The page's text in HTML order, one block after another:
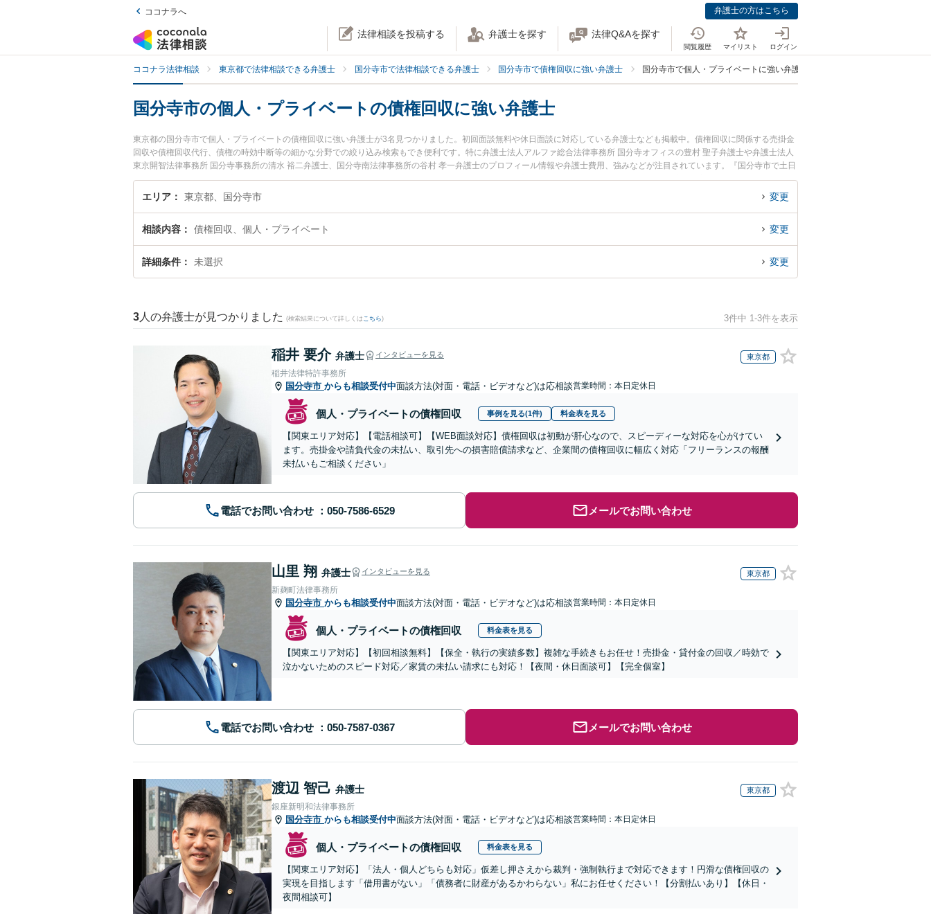
ココナラへ 弁護士の方はこちら
法律相談を投稿する 弁護士を探す 法律Q&Aを探す
閲覧履歴 マイリスト ログイン
ココナラ法律相談 東京都で法律相談できる弁護士 国分寺市で法律相談できる弁護士 国分寺市で債権回収に強い弁護士 国分寺市で個人・プライベートに強い弁護士
国分寺市の個人・プライベートの債権回収に強い弁護士
東京都の国分寺市で個人・プライベートの債権回収に強い弁護士が3名見つかりました。初回面談無料や休日面談に対応している弁護士なども掲載中。債権回収に関係する売掛金
回収や債権回収代行、債権の時効中断等の細かな分野での絞り込み検索もでき便利です。特に弁護士法人アルファ総合法律事務所 国分寺オフィスの豊村 聖子弁護士や弁護士法人
東京開智法律事務所 国分寺事務所の清水 裕二弁護士、国分寺南法律事務所の谷村 孝一弁護士のプロフィール情報や弁護士費用、強みなどが注目されています。『国分寺市で土日
や夜間に発生した個人・プライベートの債権回収のトラブルを今すぐに弁護士に相談したい』『個人・プライベートの債権回収のトラブル解決の実績豊富な近くの弁護士を検索し
たい』『初回相談無料で個人・プライベートの債権回収を法律相談できる国分寺市内の弁護士に相談予約したい』などでお困りの相談者さんにおすすめです。
エリア 東京都、国分寺市 変更
相談内容 債権回収、個人・プライベート 変更
詳細条件 未選択 変更
3 人の弁護士が見つかりました (検索結果について詳しくは こちら) 3件中 1-3件を表示
稲井 要介 弁護士 インタビューを見る 東京都
稲井法律特許事務所
国分寺市 からも相談受付中面談方法(対面・電話・ビデオなど)は応相談営業時間：本日定休日
個人・プライベートの債権回収 事例を見る(1件) 料金表を見る
【関東エリア対応】【電話相談可】【WEB面談対応】債権回収は初動が肝心なので、スピーディーな対応を心がけてい
ます。売掛金や請負代金の未払い、取引先への損害賠償請求など、企業間の債権回収に幅広く対応「フリーランスの報酬
未払いもご相談ください」
電話でお問い合わせ メールでお問い合わせ
山里 翔 弁護士 インタビューを見る 東京都
新麹町法律事務所
国分寺市 からも相談受付中面談方法(対面・電話・ビデオなど)は応相談営業時間：本日定休日
個人・プライベートの債権回収 料金表を見る
【関東エリア対応】【初回相談無料】【保全・執行の実績多数】複雑な手続きもお任せ！売掛金・貸付金の回収／時効で
泣かないためのスピード対応／家賃の未払い請求にも対応！【夜間・休日面談可】【完全個室】
電話でお問い合わせ メールでお問い合わせ
渡辺 智己 弁護士 東京都
銀座新明和法律事務所
国分寺市 からも相談受付中面談方法(対面・電話・ビデオなど)は応相談営業時間：本日定休日
個人・プライベートの債権回収 料金表を見る
【関東エリア対応】「法人・個人どちらも対応」仮差し押さえから裁判・強制執行まで対応できます！円滑な債権回収の
実現を目指します「借用書がない」「債務者に財産があるかわらない」私にお任せください！【分割払いあり】【休日・
夜間相談可】